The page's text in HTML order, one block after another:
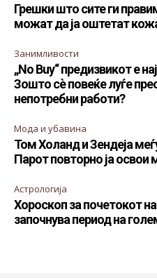
Грешки што сите ги
можат да ја оштетат
Занимливости
„No Buy“ предизвикот е
Зошто сè повеќе луѓе
непотребни работи?
Мода и убавина
Том Холанд и Зендеја
Парот повторно ја освои
Астрологија
Хороскоп за почетокот
започнува период на